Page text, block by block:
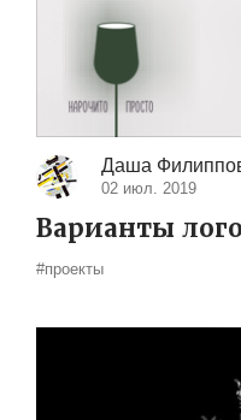
Даша
02 июл. 2019
Варианты
#проекты